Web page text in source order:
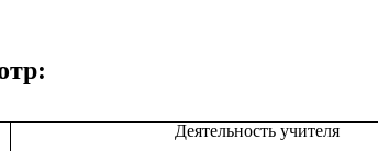
Деятельность учителя